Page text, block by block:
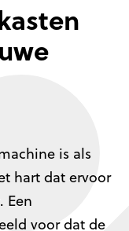
is als
hart dat ervoor
Een
voor dat de